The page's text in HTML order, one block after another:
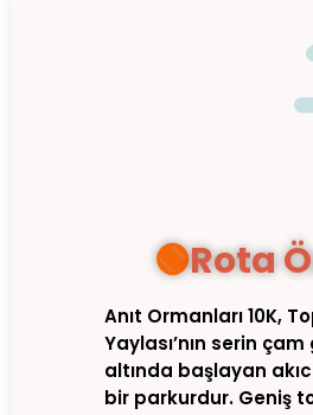
🟢Rota
Anıt Ormanları 10K,
Yaylası’nın serin
altında başlayan
bir parkurdur. Geniş